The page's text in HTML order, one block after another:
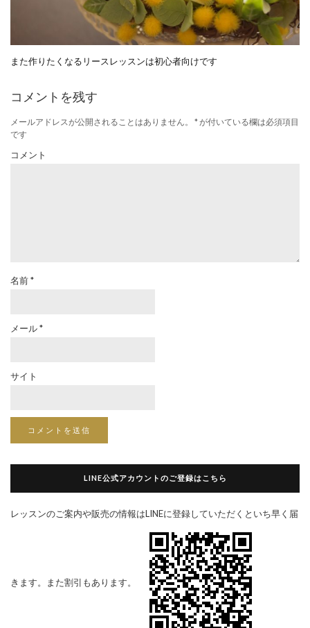
また作りたくなるリースレッスンは初心者向けです
コメントを残す
メールアドレスが公開されることはありません。 *が付いている欄は必須項目
です
コメント
名前*
メール*
サイト
LINE公式アカウントのご登録はこちら
レッスンのご案内や販売の情報はLINEに登録していただくといち早く届
きます。また割引もあります。